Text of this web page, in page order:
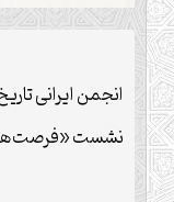
انجمن ایرانی
نشست «فرصت‌ها